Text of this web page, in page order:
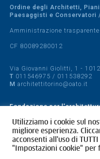
Ordine degli Architetti,
Paesaggisti e Conservatori
Amministrazione trasparente
CF 80089280012
Via Giovanni Giolitti, 1 -
T 011546975 / 011538292
M architettitorino@oato.it
Fondazione per
Designed by quattrolinee.it
Cookie Policy
Privacy Policy
Utilizziamo i cookie sul
migliore esperienza.
acconsenti all'uso di
"Impostazioni cookie" per